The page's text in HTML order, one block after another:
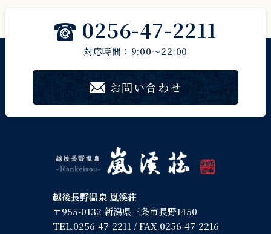
0256-47-2211
対応時間：9:00～22:00
お問い合わせ
越後長野温泉 嵐渓荘
〒955-0132 新潟県三条市長野1450
TEL.0256-47-2211/ FAX.0256-47-2216